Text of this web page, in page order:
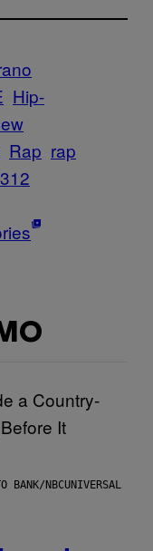
Hip-
Rap rap
BANK/NBCUNIVERSAL